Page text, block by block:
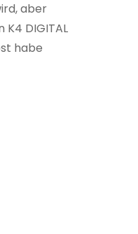
aber
DIGITAL
habe